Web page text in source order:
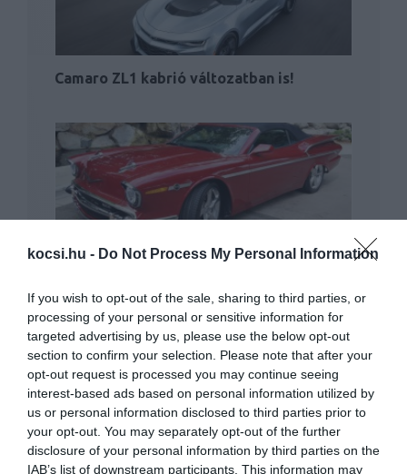
kocsi.hu - Do Not Process My Personal Information
If you wish to opt-out of the sale, sharing to third parties, or
processing of your personal or sensitive information for
targeted advertising by us, please use the below opt-out
section to confirm your selection. Please note that after your
opt-out request is processed you may continue seeing
interest-based ads based on personal information utilized by
us or personal information disclosed to third parties prior to
your opt-out. You may separately opt-out of the further
disclosure of your personal information by third parties on the
IAB’s list of downstream participants. This information may
Camaro ZL1 kabrió változatban is!
Ötven évvel öregített Camaro
Négyhengeressel és V8-assal is jön az új
Camaro